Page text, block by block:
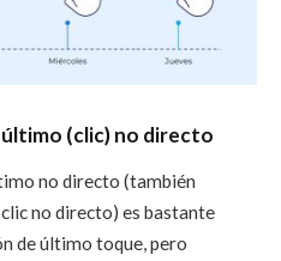
(clic) no directo
no directo (también
no directo) es bastante
de último toque, pero